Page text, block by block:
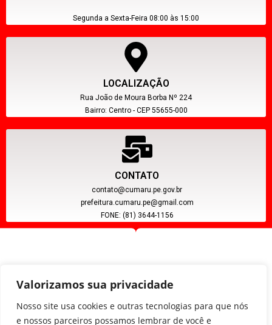
Valorizamos sua privacidade
Nosso site usa cookies e outras tecnologias para que nós
e nossos parceiros possamos lembrar de você e
Segunda a Sexta-Feira 08:00 às 15:00
LOCALIZAÇÃO
Rua João de Moura Borba Nº 224
Bairro: Centro - CEP 55655-000
CONTATO
contato@cumaru.pe.gov.br
prefeitura.cumaru.pe@gmail.com
FONE: (81) 3644-1156